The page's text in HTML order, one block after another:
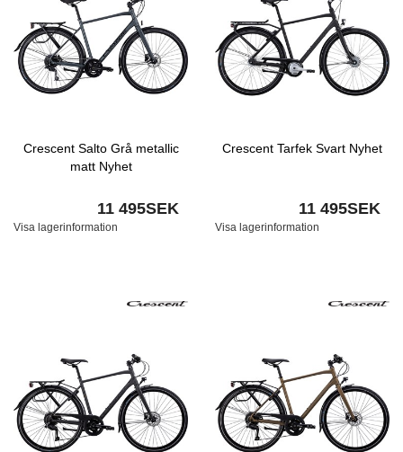
Crescent Salto Grå metallic
matt Nyhet
11 495SEK
Visa lagerinformation
Crescent Tarfek Svart Nyhet
11 495SEK
Visa lagerinformation